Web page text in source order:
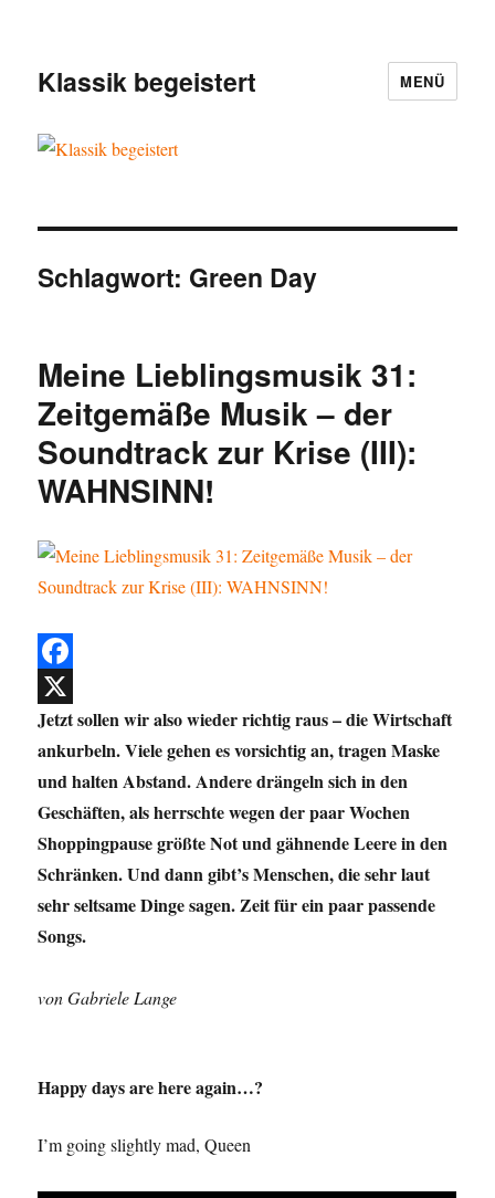
Klassik begeistert MENÜ
Schlagwort: Green Day
Meine Lieblingsmusik 31:
Zeitgemäße Musik – der
Soundtrack zur Krise (III):
WAHNSINN!
F
a
c
e
o
o
k
X
Jetzt sollen wir also wieder richtig raus – die Wirtschaft
ankurbeln. Viele gehen es vorsichtig an, tragen Maske
und halten Abstand. Andere drängeln sich in den
Geschäften, als herrschte wegen der paar Wochen
Shoppingpause größte Not und gähnende Leere in den
Schränken. Und dann gibt’s Menschen, die sehr laut
sehr seltsame Dinge sagen. Zeit für ein paar passende
Songs.
von Gabriele Lange
Happy days are here again…?
I’m going slightly mad, Queen